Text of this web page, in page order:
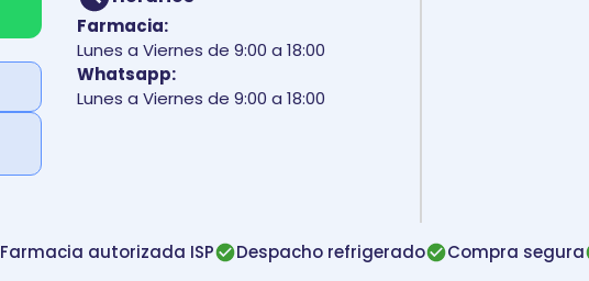
Farmacia:
Lunes a Viernes de 9:00 a 18:00
Whatsapp:
Lunes a Viernes de 9:00 a 18:00
Farmacia autorizada ISP Despacho refrigerado Compra segura